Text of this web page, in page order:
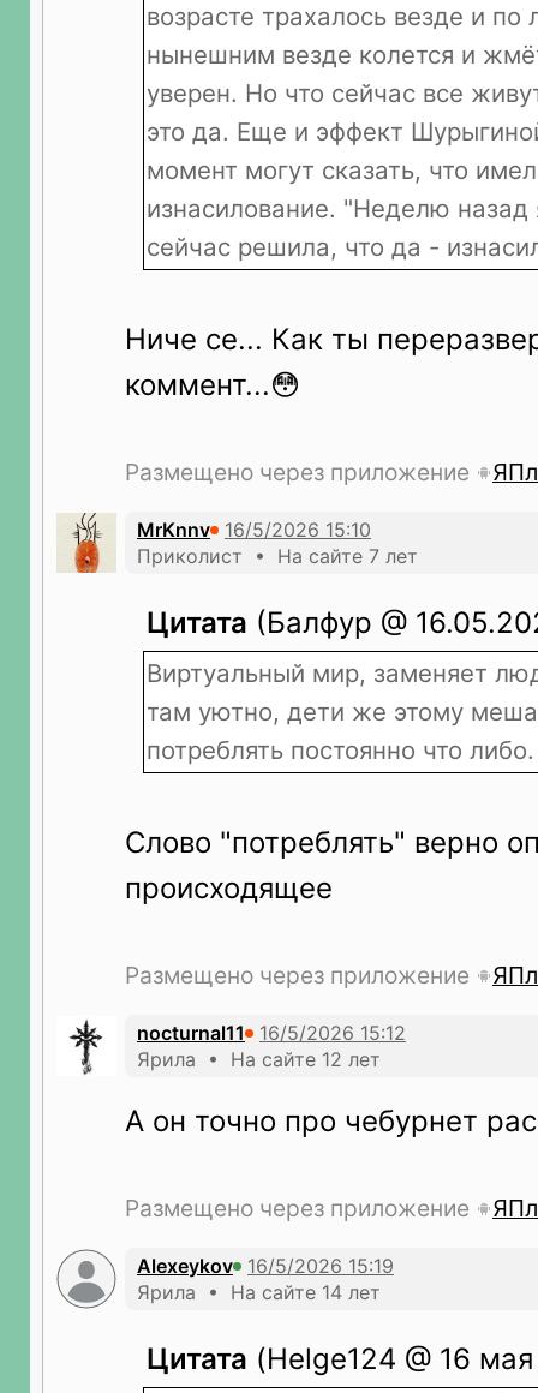
возрасте трахалось везде и
нынешним везде колется и
уверен. Но что сейчас все
это да. Еще и эффект
момент могут сказать, что
изнасилование. "Неделю назад
сейчас решила, что да -
Ниче се... Как ты
коммент...😳
Размещено через приложение
MrKnnv
Приколист • На сайте 7 лет
Цитата (Балфур @
Виртуальный мир, заменяет
там уютно, дети же этому
потреблять постоянно что либо.
Слово "потреблять" верно
происходящее
Размещено через приложение
nocturnal11
Ярила • На сайте 12 лет
А он точно про чебурнет
Размещено через приложение
Alexeykov
Ярила • На сайте 14 лет
Цитата (Helge124 @ 16